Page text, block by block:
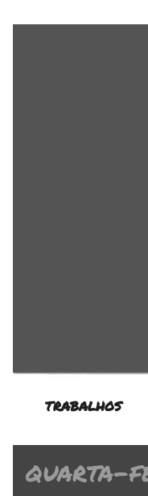
TRABALHOS
quarta-